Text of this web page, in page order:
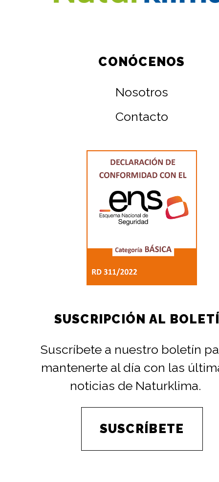
CONÓCENOS
Nosotros
Contacto
SUSCRIPCIÓN AL
Suscríbete a nuestro boletín
mantenerte al día con las
noticias de Naturklima.
SUSCRÍBETE